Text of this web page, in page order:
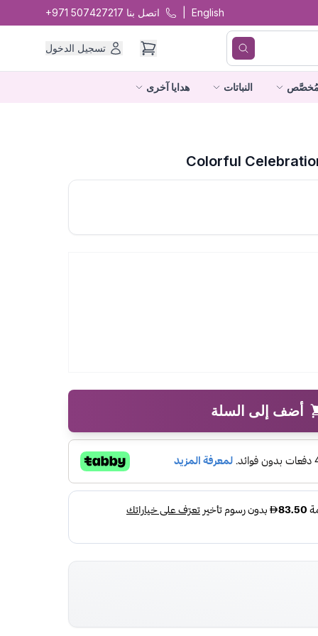
English اتصل بنا +971 507427217
تسجيل الدخول
النباتات هدايا آخرى
Colorful
أضف إلى السلة